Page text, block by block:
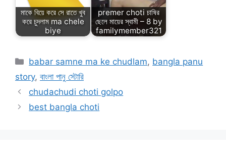
মাকে বিয়ে করে সে রাতে খুব
করে চুদলাম ma chele
biye
premer choti চাষির
ছেলে মায়ের স্বামী – 8 by
familymember321
Categories
babar samne ma ke chudlam, bangla panu
story, বাংলা পানু স্টোরি
chudachudi choti golpo
best bangla choti